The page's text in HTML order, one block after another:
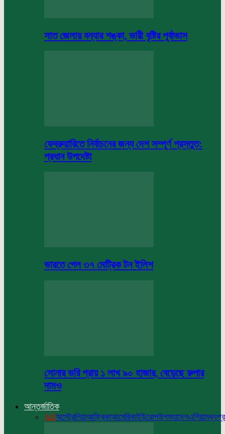
সাত জেলায় বন্যার শঙ্কা, ভারী বৃষ্টির পূর্বাভাস
ফেব্রুয়ারিতে নির্বাচনের জন্য দেশ সম্পূর্ণ প্রস্তুত:
প্রধান উপদেষ্টা
ভারতে গেল ৩৭ মেট্রিক টন ইলিশ
সোনার ভরি প্রায় ১ লাখ ৯০ হাজার, বেড়েছে রুপার
দামও
আন্তর্জাতিক
Allঅস্ট্রেলিয়াআফ্রিকাআমেরিকাইউরোপউপমহাদেশএশিয়া